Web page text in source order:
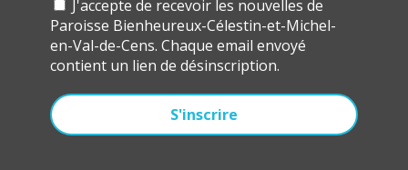
J'accepte de recevoir les nouvelles de
Paroisse Bienheureux-Célestin-et-Michel-
en-Val-de-Cens. Chaque email envoyé
contient un lien de désinscription.